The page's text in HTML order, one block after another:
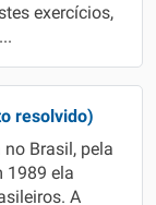
exercícios,
resolvido)
Brasil, pela
1989 ela
A